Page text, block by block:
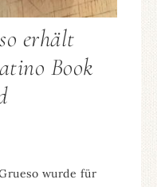
erhält
Book
wurde für